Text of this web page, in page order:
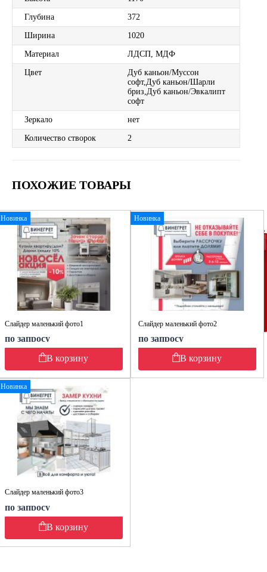
Глубина 372
Ширина 1020
Материал ЛДСП, МДФ
Цвет
Дуб каньон/Муссон
софт,Дуб каньон/Шарли
бриз,Дуб каньон/Эвкалипт
софт
Зеркало нет
Количество створок 2
ПОХОЖИЕ ТОВАРЫ
Новинка
Слайдер маленький фото1
по запросу
В корзину
Новинка
Слайдер маленький фото2
по запросу
В корзину
Новинка
Слайдер маленький фото3
по запросу
В корзину